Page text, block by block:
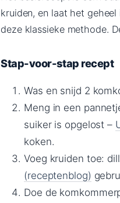
kruiden, en laat het
deze klassieke methode.
Stap-voor-stap recept
Was en snijd 2
Meng in een
suiker is opgelost –
koken.
Voeg kruiden toe:
(receptenblog)
Doe de